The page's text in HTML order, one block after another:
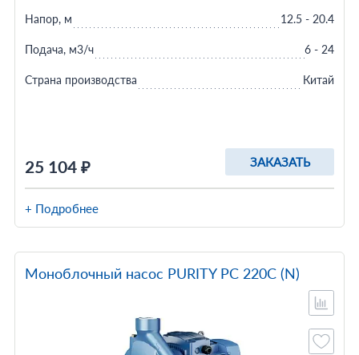
25 104 ₽ ЗАКАЗАТЬ
Напор, м 12.5 - 20.4
Подача, м3/ч 6 - 24
Страна производства Китай
+ Подробнее
Моноблочный насос PURITY PC 220C (N)